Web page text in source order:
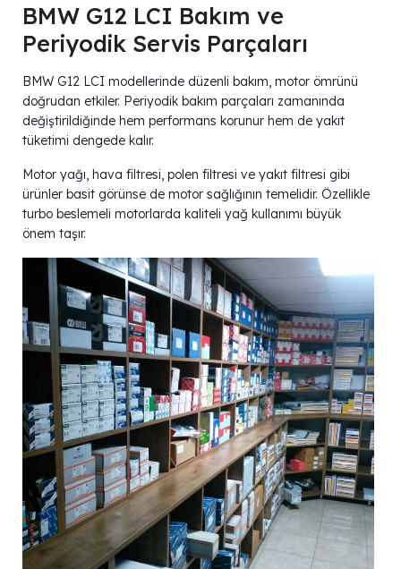
BMW G12 LCI Bakım ve
Periyodik Servis Parçaları
BMW G12 LCI modellerinde düzenli bakım, motor ömrünü
doğrudan etkiler. Periyodik bakım parçaları zamanında
değiştirildiğinde hem performans korunur hem de yakıt
tüketimi dengede kalır.
Motor yağı, hava filtresi, polen filtresi ve yakıt filtresi gibi
ürünler basit görünse de motor sağlığının temelidir. Özellikle
turbo beslemeli motorlarda kaliteli yağ kullanımı büyük
önem taşır.